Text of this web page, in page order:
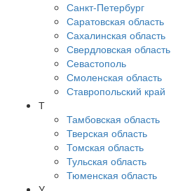
Санкт-Петербург
Саратовская область
Сахалинская область
Свердловская область
Севастополь
Смоленская область
Ставропольский край
Т
Тамбовская область
Тверская область
Томская область
Тульская область
Тюменская область